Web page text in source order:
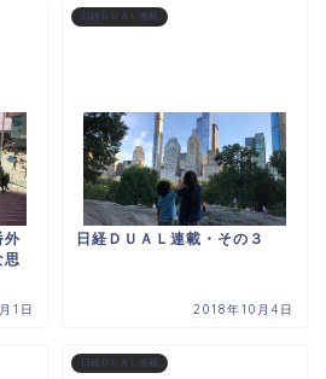
外
1日
日経ＤＵＡＬ連載
日経ＤＵＡＬ連載・その３
2018年10月4日
日経ＤＵＡＬ連載